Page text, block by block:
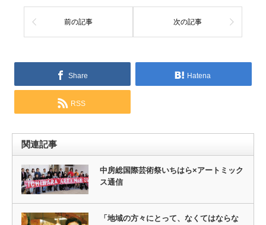
前の記事 次の記事
Share Hatena
RSS
関連記事
中房総国際芸術祭いちはら×アートミック
ス通信
「地域の方々にとって、なくてはならな